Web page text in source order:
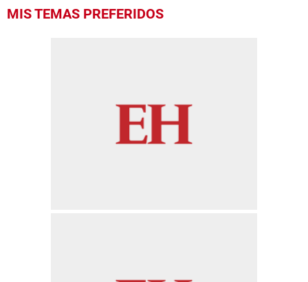
MIS TEMAS PREFERIDOS